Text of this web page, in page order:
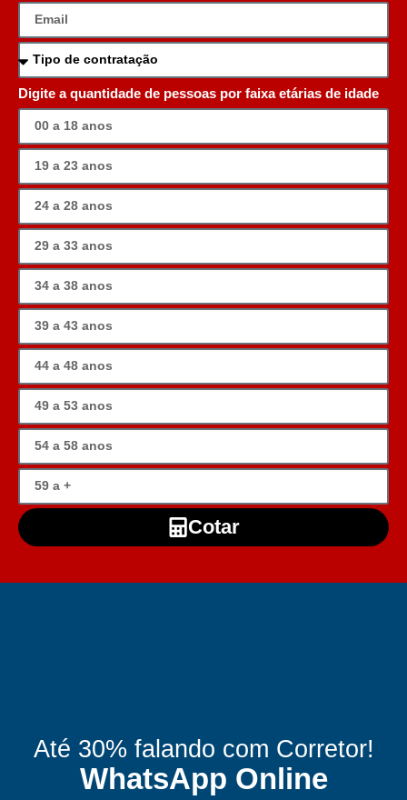
Digite a quantidade de pessoas por faixa etárias de idade
Cotar
Até 30% falando com Corretor!
WhatsApp Online